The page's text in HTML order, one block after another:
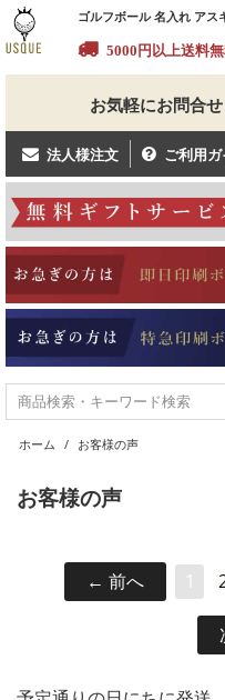
ゴルフボール 名入れ アス
5000円以上送料
お気軽にお問合
法人様注文 ご利用ガ
ホーム / お客様の声
お客様の声
前へ 1